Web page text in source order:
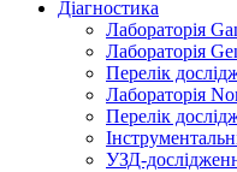
Діагностика
Лабораторія
Лабораторія
Перелік
Лабораторія
Перелік
УЗД-